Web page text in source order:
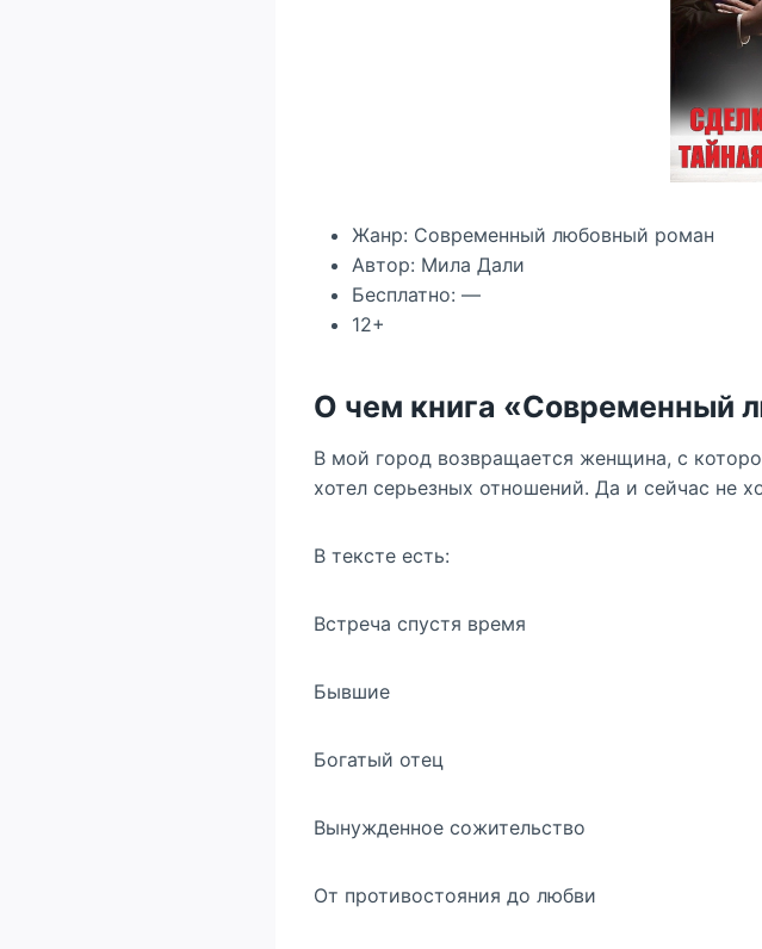
Жанр: Современный любовный роман
Автор: Мила Дали
Бесплатно: —
12+
О чем книга «Современный
В мой город возвращается женщина, с
хотел серьезных отношений. Да и сейчас не
В тексте есть:
Встреча спустя время
Бывшие
Богатый отец
Вынужденное сожительство
От противостояния до любви